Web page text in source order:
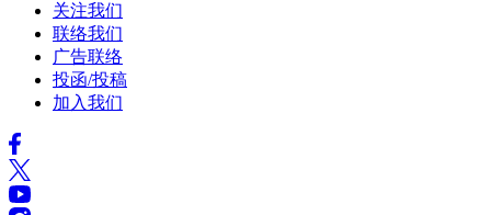
关注我们
联络我们
广告联络
投函/投稿
加入我们